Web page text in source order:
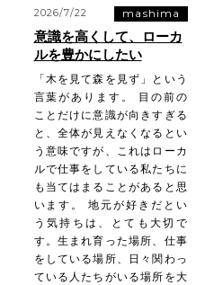
2026/7/22 mashima
意識を高くして、ローカ
ルを豊かにしたい
「木を見て森を見ず」という
言葉があります。 目の前の
ことだけに意識が向きすぎる
と、全体が見えなくなるとい
う意味ですが、これはローカ
ルで仕事をしている私たちに
も当てはまることがあると思
います。 地元が好きだとい
う気持ちは、とても大切で
す。生まれ育った場所、仕事
をしている場所、日々関わっ
ている人たちがいる場所を大